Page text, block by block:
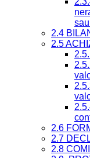
2.4
2.5
2.6
2.7
2.8